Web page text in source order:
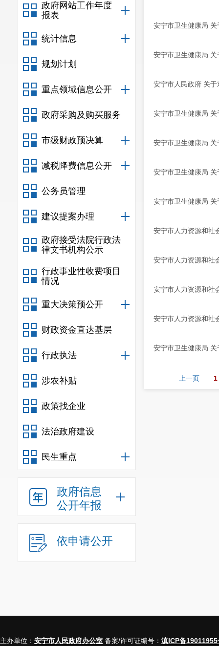
政府网站工作年度
报表
统计信息
规划计划
重点领域信息公开
政府采购及购买服务
市级财政预决算
减税降费信息公开
公务员管理
建议提案办理
政府接受法院行政法
律文书机构公示
行政事业性收费项目
情况
重大决策预公开
财政资金直达基层
行政执法
涉农补贴
政策找企业
法治政府建设
民生重点
政府信息
公开年报
依申请公开
安宁市卫生健康局
安宁市卫生健康局
安宁市人民政府 关
安宁市卫生健康局
安宁市卫生健康局
安宁市卫生健康局
安宁市卫生健康局
安宁市人力资源和社
安宁市人力资源和社
安宁市人力资源和社
安宁市人力资源和社
安宁市卫生健康局
上一页 1
主办单位： 安宁市人民政府办公室 备案/许可证编号： 滇ICP备